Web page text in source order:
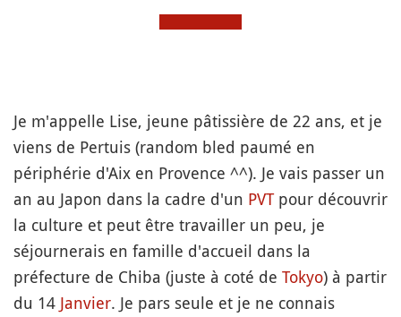
Je m'appelle Lise, jeune pâtissière de 22 ans, et je
viens de Pertuis (random bled paumé en
périphérie d'Aix en Provence ^^). Je vais passer un
an au Japon dans la cadre d'un PVTpour découvrir
la culture et peut être travailler un peu, je
séjournerais en famille d'accueil dans la
préfecture de Chiba (juste à coté de Tokyo) à partir
du 14 Janvier. Je pars seule et je ne connais